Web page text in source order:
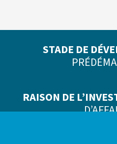
STADE DE
RAISON DE